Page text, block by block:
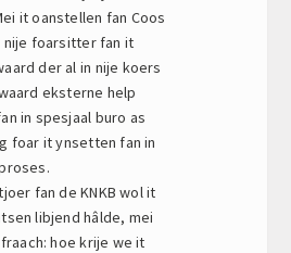
it oanstellen fan Coos
nije foarsitter fan it
der al in nije koers
eksterne help
in spesjaal buro as
foar it ynsetten fan in
fan de KNKB wol it
libjend hâlde, mei
hoe krije we it